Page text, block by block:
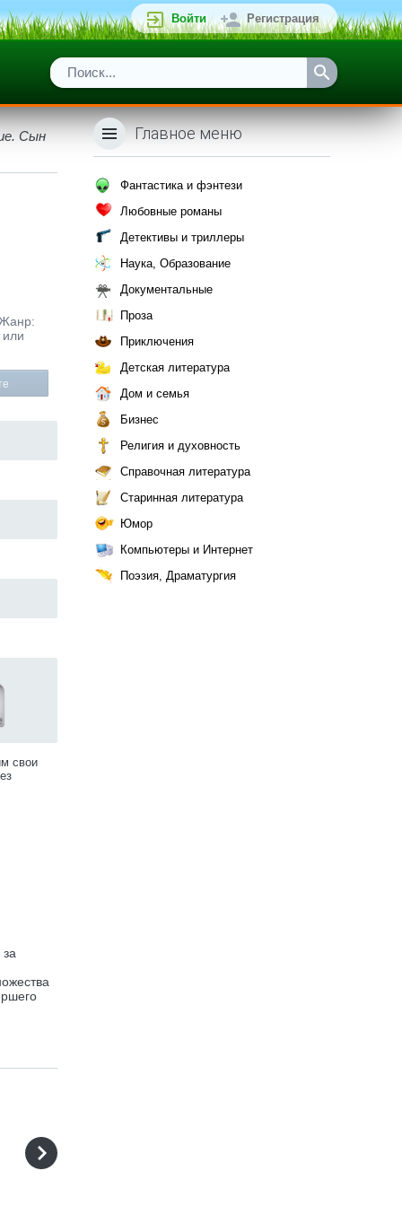
Войти Регистрация
Сын
или
свои
Главное меню
Фантастика и фэнтези
Любовные романы
Детективы и триллеры
Наука, Образование
Документальные
Проза
Приключения
Детская литература
Дом и семья
Бизнес
Религия и духовность
Справочная литература
Старинная литература
Юмор
Компьютеры и Интернет
Поэзия, Драматургия